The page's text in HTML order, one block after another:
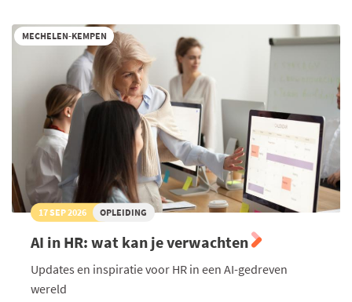
iO
MECHELEN-KEMPEN
17 SEP 2026 OPLEIDING
AI in HR: wat kan je verwachten
Updates en inspiratie voor HR in een AI-gedreven
wereld